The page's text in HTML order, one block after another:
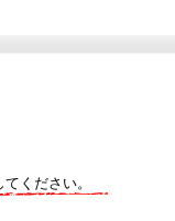
ください。